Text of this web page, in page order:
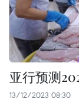
亚行预测
13/12/2023 08:30